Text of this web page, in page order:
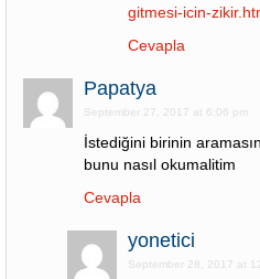
gitmesi-icin-
Cevapla
Papatya
September 27, 2017 at 6:06 pm
İstediğini birinin
bunu nasıl okumalitim
Cevapla
yonetici
September 28, 2017 at